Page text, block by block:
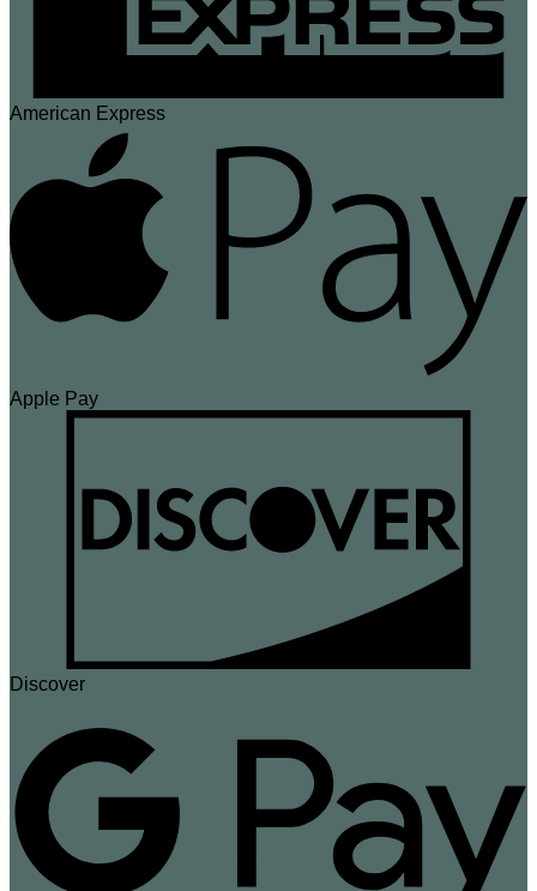
American Express
Apple Pay
Discover